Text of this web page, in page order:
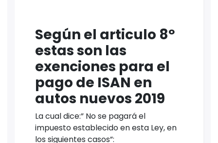
Según el articulo 8º
estas son las
exenciones para el
pago de ISAN en
autos nuevos 2019
La cual dice:” No se pagará el
impuesto establecido en esta Ley, en
los siguientes casos”: